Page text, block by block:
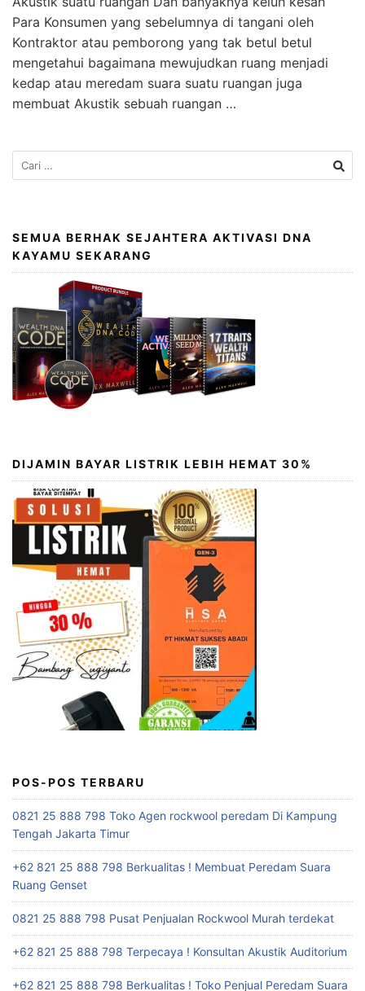
Para Konsumen yang sebelumnya di tangani oleh
Kontraktor atau pemborong yang tak betul betul
mengetahui bagaimana mewujudkan ruang menjadi
kedap atau meredam suara suatu ruangan juga
membuat Akustik sebuah ruangan …
SEMUA BERHAK SEJAHTERA AKTIVASI DNA
KAYAMU SEKARANG
DIJAMIN BAYAR LISTRIK LEBIH HEMAT 30%
POS-POS TERBARU
0821 25 888 798 Toko Agen rockwool peredam Di Kampung
Tengah Jakarta Timur
+62 821 25 888 798 Berkualitas ! Membuat Peredam Suara
Ruang Genset
0821 25 888 798 Pusat Penjualan Rockwool Murah terdekat
+62 821 25 888 798 Terpecaya ! Konsultan Akustik Auditorium
+62 821 25 888 798 Berkualitas ! Toko Penjual Peredam Suara